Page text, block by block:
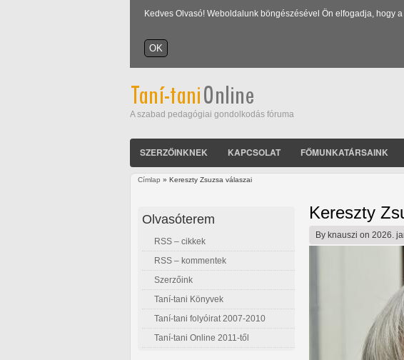
Kedves Olvasó! Weboldalunk böngészésével Ön elfogadja,
A szabad pedagógiai gondolkodás fóruma
SZERZŐINKNEK KAPCSOLAT FŐMUNKATÁRSAINK
Címlap » Kereszty Zsuzsa válaszai
Kereszty
By knauszi on 2026.
Olvasóterem
RSS – cikkek
RSS – kommentek
Szerzőink
Taní-tani Könyvek
Taní-tani folyóirat 2007-2010
Taní-tani Online 2011-től